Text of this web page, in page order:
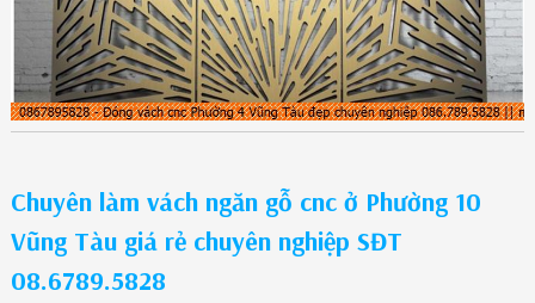
Chuyên làm vách ngăn gỗ cnc ở Phường 10
Vũng Tàu giá rẻ chuyên nghiệp SĐT
08.6789.5828